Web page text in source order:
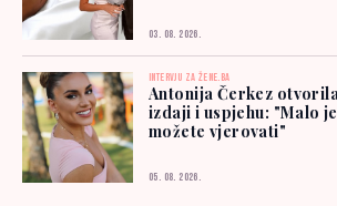
03. 08. 2026.
INTERVJU ZA ŽENE.BA
Antonija Čerkez
izdaji i uspjehu: "Malo
možete vjerovati"
05. 08. 2026.